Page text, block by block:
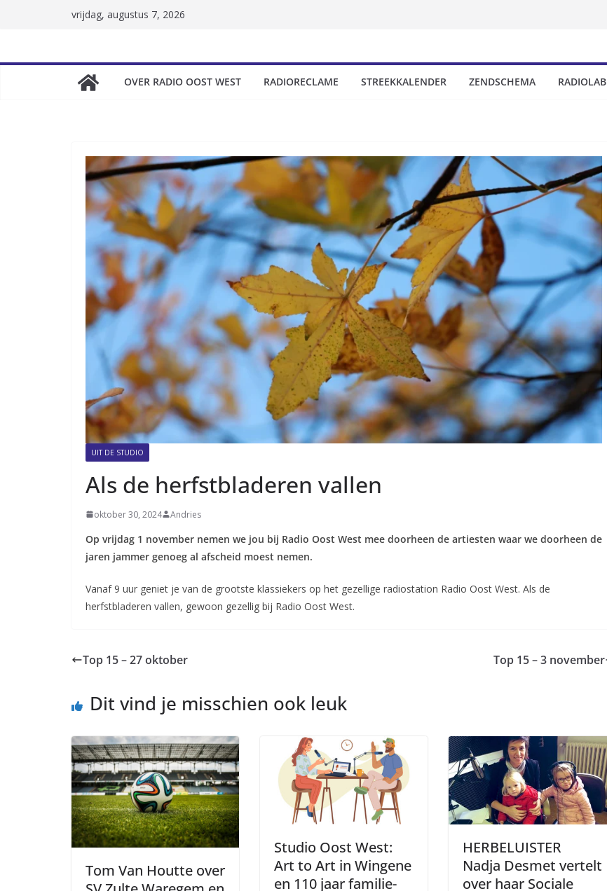
vrijdag, augustus 7, 2026
OVER RADIO OOST WEST RADIORECLAME STREEKKALENDER ZENDSCHEMA RADIOLAB
UIT DE STUDIO
Als de herfstbladeren vallen
oktober 30, 2024 Andries
Op vrijdag 1 november nemen we jou bij Radio Oost West mee doorheen de artiesten waar we doorheen de
jaren jammer genoeg al afscheid moest nemen.
Vanaf 9 uur geniet je van de grootste klassiekers op het gezellige radiostation Radio Oost West. Als de
herfstbladeren vallen, gewoon gezellig bij Radio Oost West.
Top 15 – 27 oktober Top 15 – 3 november
Dit vind je misschien ook leuk
Tom Van Houtte over
Studio Oost West:
Art to Art in Wingene
en 110 jaar familie-
HERBELUISTER
Nadja Desmet vertelt
over haar Sociale